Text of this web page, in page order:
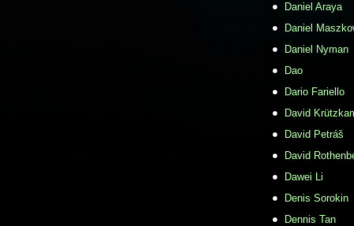
Daniel Araya
Daniel
Daniel Nyman
Dao
Dario Fariello
David
David Petráš
David
Dawei Li
Denis Sorokin
Dennis Tan